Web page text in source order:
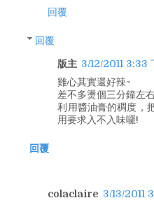
回覆
回覆
版主 3/12/2011 3:33
雞心其實還好辣~
差不多燙個三分鐘左
利用醬油膏的稠度，
用要求入不入味囉!
回覆
colaclaire 3/13/2011